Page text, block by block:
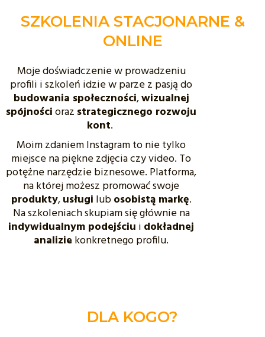
SZKOLENIA STACJONARNE &
ONLINE
Moje doświadczenie w prowadzeniu
profili i szkoleń idzie w parze z pasją do
budowania społeczności,wizualnej
spójnościoraz strategicznego rozwoju
kont.
Moim zdaniem Instagram to nie tylko
miejsce na piękne zdjęcia czy video. To
potężne narzędzie biznesowe. Platforma,
na której możesz promować swoje
produkty,usługi lubosobistą markę.
Na szkoleniach skupiam się głównie na
indywidualnym podejściu i dokładnej
analizie konkretnego profilu.
DLA KOGO?